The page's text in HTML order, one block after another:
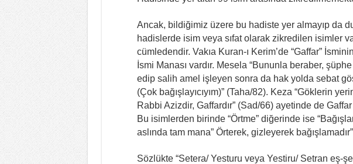
Ancak, bildiğimiz üzere bu hadiste yer almayıp da
hadislerde isim veya sıfat olarak zikredilen isimler
cümledendir. Vakıa Kuran-ı Kerim’de “Gaffar”
İsmi Manası vardır. Mesela “Bununla beraber,
edip salih amel işleyen sonra da hak yolda sebat
(Çok bağışlayıcıyım)” (Taha/82). Keza “Göklerin
Rabbi Azizdir, Gaffardır” (Sad/66) ayetinde de Gaffar
Bu isimlerden birinde “Örtme” diğerinde ise
aslında tam mana” Örterek, gizleyerek
Sözlükte “Setera/ Yesturu veya Yestiru/ Setran eş-